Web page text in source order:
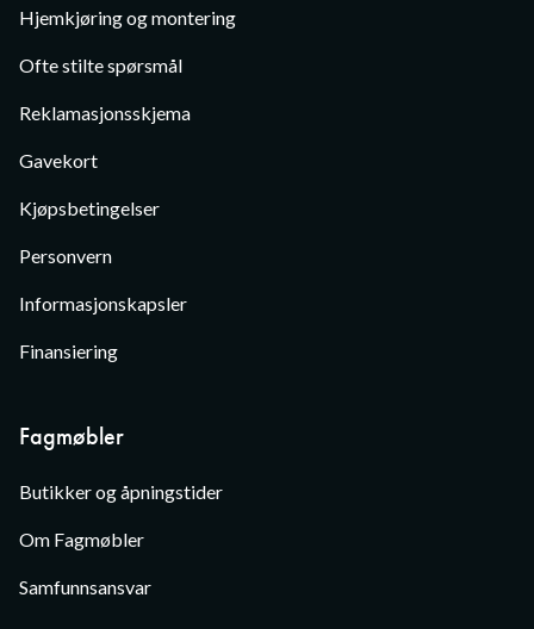
Hjemkjøring og montering
Ofte stilte spørsmål
Reklamasjonsskjema
Gavekort
Kjøpsbetingelser
Personvern
Informasjonskapsler
Finansiering
Fagmøbler
Butikker og åpningstider
Om Fagmøbler
Samfunnsansvar